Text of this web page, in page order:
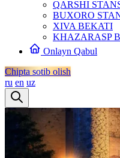
QARSHI
BUXORO
XIVA BEKATI
KHAZARASP
Onlayn Qabul
Chipta sotib olish
ru en uz